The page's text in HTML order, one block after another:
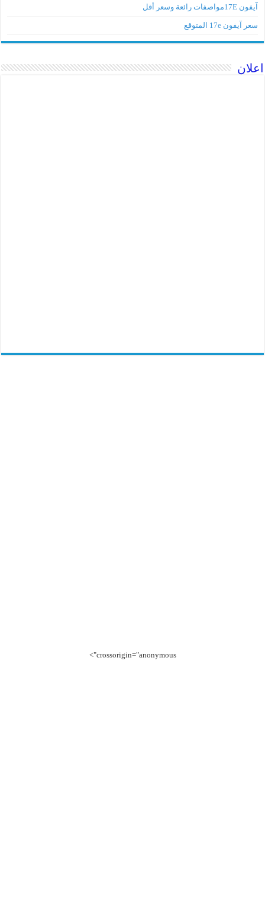
آيفون 17Eمواصفات رائعة وسعر أقل
سعر آيفون 17e المتوقع
اعلان
crossorigin="anonymous">